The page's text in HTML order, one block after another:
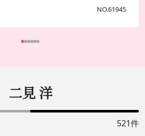
NO.61945
二見 洋
521件